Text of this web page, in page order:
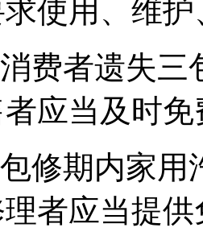
使用、维
费者遗失三
应当及时
修期内家用
者应当提